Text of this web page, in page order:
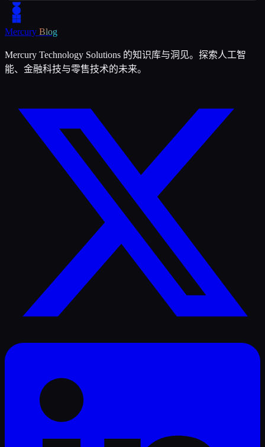
Mercury Blog
Mercury Technology Solutions 的知识库与洞见。探索人工智
能、金融科技与零售技术的未来。